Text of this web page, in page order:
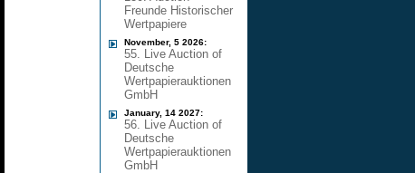
Freunde Historischer
Wertpapiere
November, 5 2026:
55. Live Auction of
Deutsche
Wertpapierauktionen
GmbH
January, 14 2027:
56. Live Auction of
Deutsche
Wertpapierauktionen
GmbH